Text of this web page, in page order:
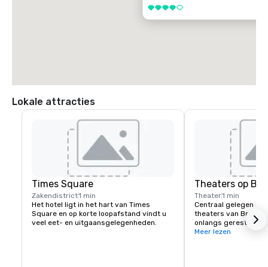
4 van 5
Lokale attracties
Times Square
Zakendistrict1 min
Het hotel ligt in het hart van Times
Square en op korte loopafstand vindt u
veel eet- en uitgaansgelegenheden.
Theaters op
Theater1 min
Centraal gelegen op
theaters van
onlangs
dat aan ons
Meer lezen